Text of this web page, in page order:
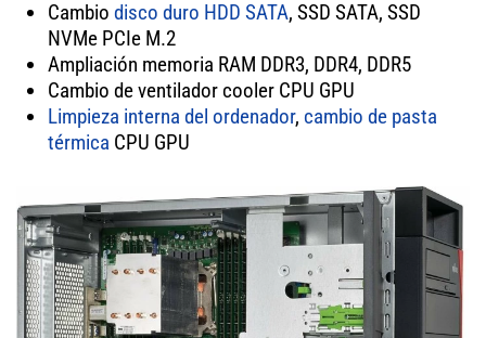
Cambio disco duro HDD SATA, SSD SATA, SSD
NVMe PCIe M.2
Ampliación memoria RAM DDR3, DDR4, DDR5
Cambio de ventilador cooler CPU GPU
Limpieza interna del ordenador, cambio de pasta
térmica CPU GPU